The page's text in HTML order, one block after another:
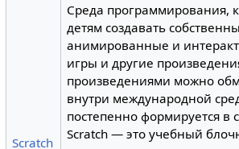
Scratch
Среда программирования,
детям создавать
анимированные и
игры и другие
произведениями можно
внутри международной
постепенно формируется в
Scratch — это учебный